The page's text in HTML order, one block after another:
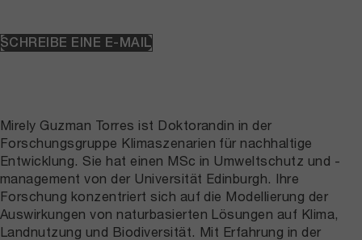
SCHREIBE EINE E-MAIL
Mirely Guzman Torres ist Doktorandin in der
Forschungsgruppe Klimaszenarien für nachhaltige
Entwicklung. Sie hat einen MSc in Umweltschutz und -
management von der Universität Edinburgh. Ihre
Forschung konzentriert sich auf die Modellierung der
Auswirkungen von naturbasierten Lösungen auf Klima,
Landnutzung und Biodiversität. Mit Erfahrung in der